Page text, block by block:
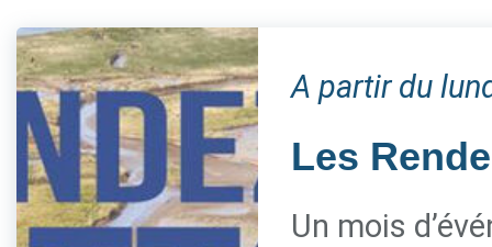
A partir du
Les
Un mois